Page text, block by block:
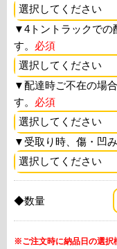
▼4トントラックでの
す。 必須
▼配達時ご不在の場
す。 必須
▼ 受取り時、傷・凹
◆数量
※ご注文時に納品日の選